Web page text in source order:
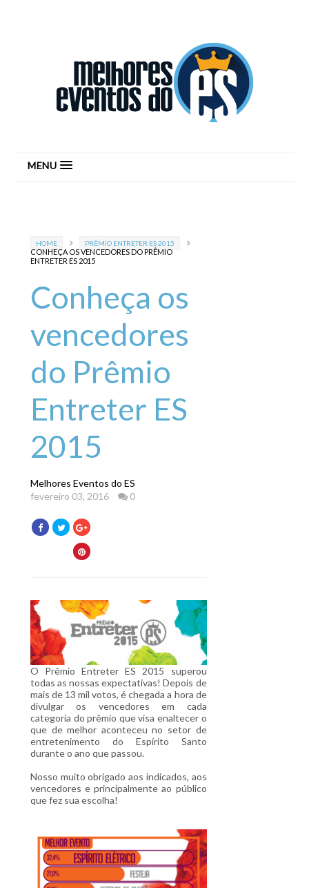
MENU
HOME PRÊMIO ENTRETER ES 2015
CONHEÇA OS VENCEDORES DO PRÊMIO
ENTRETER ES 2015
Conheça os
vencedores
do Prêmio
Entreter ES
2015
Melhores Eventos do ES
fevereiro 03, 2016
0
O Prêmio Entreter ES 2015 superou
todas as nossas expectativas! Depois de
mais de 13 mil votos, é chegada a hora de
divulgar os vencedores em cada
categoria do prêmio que visa enaltecer o
que de melhor aconteceu no setor de
entretenimento do Espírito Santo
durante o ano que passou.
Nosso muito obrigado aos indicados, aos
vencedores e principalmente ao público
que fez sua escolha!